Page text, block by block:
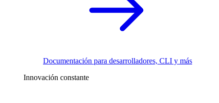
Documentación para desarrolladores, CLI y más
Innovación constante